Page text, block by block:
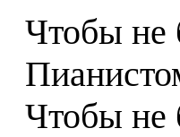
Чтобы не
Чтобы не